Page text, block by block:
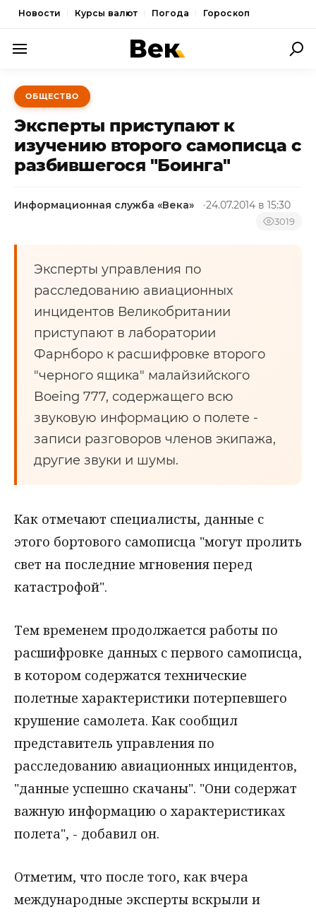
Новости Курсы валют Погода Гороскоп
ПОЛИТИКА
ЭКОНОМИКА
ОБЩЕСТВО
СПОРТ
ОБЩЕСТВО
Эксперты приступают к
изучению второго самописца с
разбившегося "Боинга"
Информационная служба «Века» 24.07.2014 в 15:30
3019
Эксперты управления по
расследованию авиационных
инцидентов Великобритании
приступают в лаборатории
Фарнборо к расшифровке второго
"черного ящика" малайзийского
Boeing 777, содержащего всю
звуковую информацию о полете -
записи разговоров членов экипажа,
другие звуки и шумы.
Как отмечают специалисты, данные с
этого бортового самописца "могут пролить
свет на последние мгновения перед
катастрофой".
Тем временем продолжается работы по
расшифровке данных с первого самописца,
в котором содержатся технические
полетные характеристики потерпевшего
крушение самолета. Как сообщил
представитель управления по
расследованию авиационных инцидентов,
"данные успешно скачаны". "Они содержат
важную информацию о характеристиках
полета", - добавил он.
Отметим, что после того, как вчера
международные эксперты вскрыли и